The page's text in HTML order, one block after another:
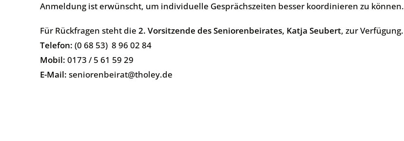
Anmeldung ist erwünscht, um individuelle Gesprächszeiten besser koordinieren zu können.
Für Rückfragen steht die 2. Vorsitzende des Seniorenbeirates, Katja Seubert, zur Verfügung.
Telefon: (0 68 53) 8 96 02 84
Mobil: 0173 / 5 61 59 29
E-Mail: seniorenbeirat@tholey.de